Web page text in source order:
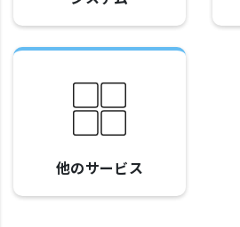
他のサービス